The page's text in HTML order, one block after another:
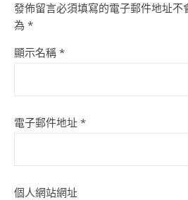
發佈留言必須填寫的電子郵件地址不
為 *
顯示名稱 *
電子郵件地址 *
個人網站網址